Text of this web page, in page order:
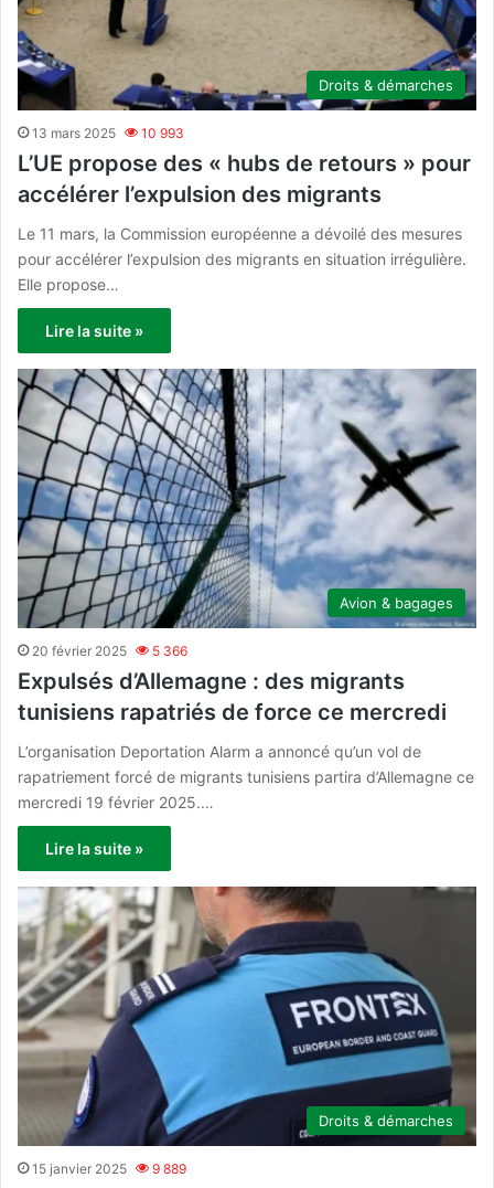
Droits & démarches
13 mars 2025 10 993
L’UE propose des « hubs de retours » pour
accélérer l’expulsion des migrants
Le 11 mars, la Commission européenne a dévoilé des mesures
pour accélérer l’expulsion des migrants en situation irrégulière.
Elle propose…
Lire la suite »
Avion & bagages
20 février 2025 5 366
Expulsés d’Allemagne : des migrants
tunisiens rapatriés de force ce mercredi
L’organisation Deportation Alarm a annoncé qu’un vol de
rapatriement forcé de migrants tunisiens partira d’Allemagne ce
mercredi 19 février 2025.…
Lire la suite »
Droits & démarches
15 janvier 2025 9 889